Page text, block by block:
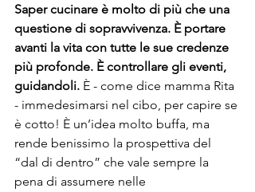
Saper cucinare è molto di più che una
questione di sopravvivenza. È portare
avanti la vita con tutte le sue credenze
più profonde. È controllare gli eventi,
guidandoli. È - come dice mamma Rita
- immedesimarsi nel cibo, per capire se
è cotto! È un’idea molto buffa, ma
rende benissimo la prospettiva del
“dal di dentro” che vale sempre la
pena di assumere nelle